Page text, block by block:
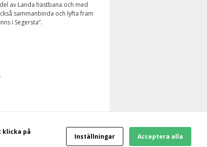
av Landa hästbana och med
sammanbinda och lyfta fram
i Segersta”.
| Konferens | Evenemang
klicka på
Inställningar Acceptera alla